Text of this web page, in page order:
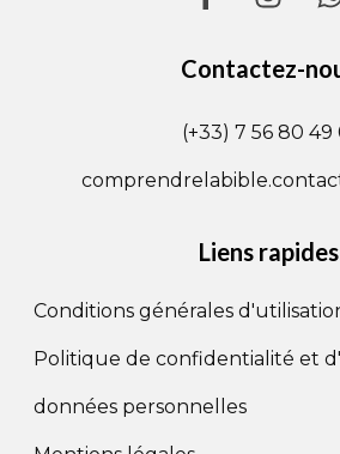
Contactez-
(+33) 7 56 80 49
Liens rapides
Conditions générales
Politique de confidentialité et
données personnelles